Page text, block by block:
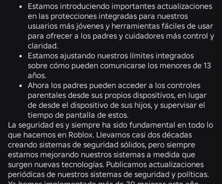
Estamos introduciendo importantes actualizaciones
en las protecciones integradas para nuestros
usuarios más jóvenes y herramientas fáciles de usar
para ofrecer a los padres y cuidadores más control y
claridad.
Estamos ajustando nuestros límites integrados
sobre cómo pueden comunicarse los menores de 13
años.
Ahora los padres pueden acceder a los controles
parentales desde sus propios dispositivos, en lugar
de desde el dispositivo de sus hijos, y supervisar el
tiempo de pantalla de estos.
La seguridad es y siempre ha sido fundamental en todo lo
que hacemos en Roblox. Llevamos casi dos décadas
creando sistemas de seguridad sólidos, pero siempre
estamos mejorando nuestros sistemas a medida que
surgen nuevas tecnologías. Publicamos actualizaciones
periódicas de nuestros sistemas de seguridad y políticas.